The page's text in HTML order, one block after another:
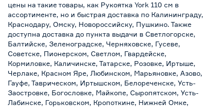
цены на такие товары, как Рукоятка York 110 см в
ассортименте, но и быстрая доставка по Калининграду,
Краснодару, Омску, Новороссийску, Пушкино. Также
доступна доставка до пункта выдачи в Светлогорске,
Балтийске, Зеленоградске, Черняховске, Гусеве,
Советске, Пионерском, Светлом, Гвардейске,
Кормиловке, Каличинске, Татарске, Розовке, Иртыше,
Черлаке, Красном Яре, Любинском, Марьяновке, Азово,
Гауфе, Таврическом, Иртышском, Белореченске, Усть-
Заостровке, Богословке, Майкопе, Сыропятском, Усть-
Лабинске, Горьковском, Кропоткине, Нижней Омке,